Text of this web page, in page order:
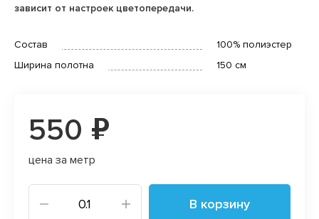
зависит от настроек цветопередачи.
Состав
100% полиэстер
Ширина полотна
150 см
550 ₽
цена за метр
В корзину